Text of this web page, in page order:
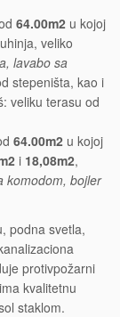
64.00m2 u kojoj
veliko
lavabo sa
stepeništa, kao i
veliku terasu od
64.00m2 u kojoj
i 18,08m2,
komodom, bojler
podna svetla,
protivpožarni
kvalitetnu
staklom.